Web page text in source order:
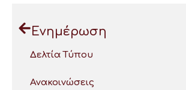
Ενημέρωση
Δελτία Τύπου
Ανακοινώσεις